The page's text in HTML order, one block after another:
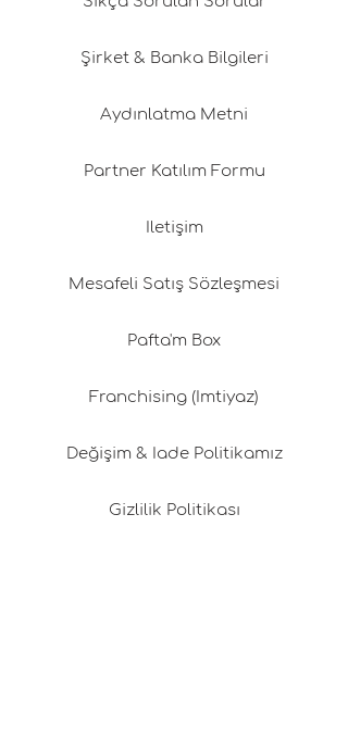
Şirket & Banka Bilgileri
Aydınlatma Metni
Partner Katılım Formu
İletişim
Mesafeli Satış Sözleşmesi
Pafta'm Box
Franchising (İmtiyaz)
Değişim & İade Politikamız
Gizlilik Politikası